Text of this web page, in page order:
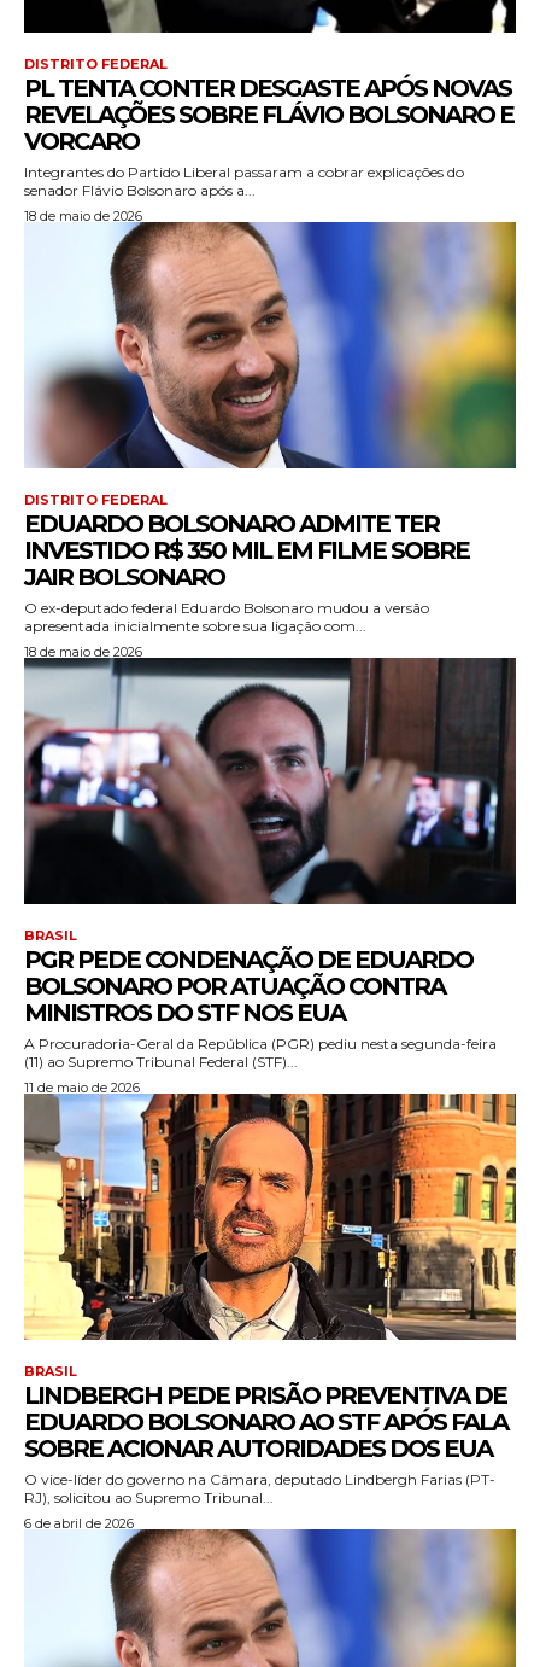
DISTRITO FEDERAL
PL TENTA CONTER DESGASTE APÓS NOVAS
REVELAÇÕES SOBRE FLÁVIO BOLSONARO E
VORCARO
Integrantes do Partido Liberal passaram a cobrar explicações do
senador Flávio Bolsonaro após a...
18 de maio de 2026
DISTRITO FEDERAL
EDUARDO BOLSONARO ADMITE TER
INVESTIDO R$ 350 MIL EM FILME SOBRE
JAIR BOLSONARO
O ex-deputado federal Eduardo Bolsonaro mudou a versão
apresentada inicialmente sobre sua ligação com...
18 de maio de 2026
BRASIL
PGR PEDE CONDENAÇÃO DE EDUARDO
BOLSONARO POR ATUAÇÃO CONTRA
MINISTROS DO STF NOS EUA
A Procuradoria-Geral da República (PGR) pediu nesta segunda-feira
(11) ao Supremo Tribunal Federal (STF)...
11 de maio de 2026
BRASIL
LINDBERGH PEDE PRISÃO PREVENTIVA DE
EDUARDO BOLSONARO AO STF APÓS FALA
SOBRE ACIONAR AUTORIDADES DOS EUA
O vice-líder do governo na Câmara, deputado Lindbergh Farias (PT-
RJ), solicitou ao Supremo Tribunal...
6 de abril de 2026